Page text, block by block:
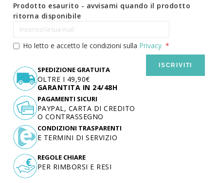
Prodotto esaurito - avvisami quando il prodotto
ritorna disponibile
Ho letto e accetto le condizioni sulla Privacy
ISCRIVITI
SPEDIZIONE GRATUITA
OLTRE I 49,90€
GARANTITA IN 24/48H
PAGAMENTI SICURI
PAYPAL, CARTA DI CREDITO
O CONTRASSEGNO
CONDIZIONI TRASPARENTI
E TERMINI DI SERVIZIO
REGOLE CHIARE
PER RIMBORSI E RESI